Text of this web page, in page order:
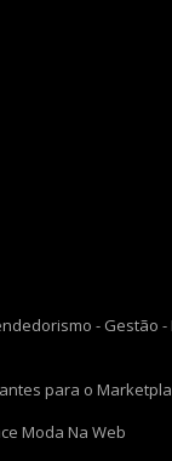
- Gestão -
para o
Moda Na Web